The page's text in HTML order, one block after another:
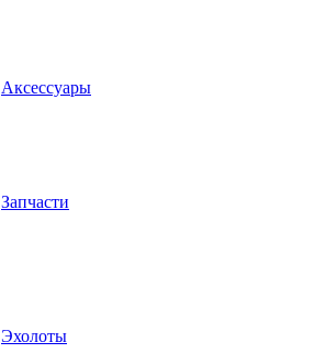
Аксессуары
Запчасти
Эхолоты